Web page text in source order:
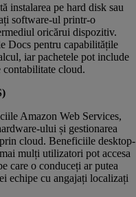
instalarea pe hard disk sau
software-ul printr-o
oricărui dispozitiv.
Docs pentru capabilitățile
iar pachetele pot include
contabilitate cloud.
Amazon Web Services,
ului și gestionarea
cloud. Beneficiile desktop-
mulți utilizatori pot accesa
care o conduceți ar putea
echipe cu angajați localizați